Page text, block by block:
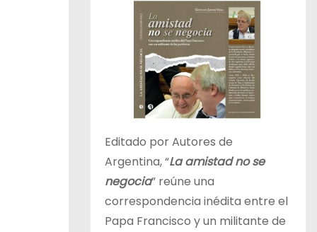
Editado por Autores de
Argentina, “La amistad no se
negocia” reúne una
correspondencia inédita entre el
Papa Francisco y un militante de